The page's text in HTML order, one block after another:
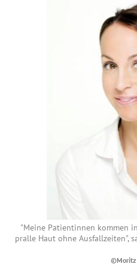
"Meine Patientinnen kommen
pralle Haut ohne Ausfallzeiten",
©Moritz